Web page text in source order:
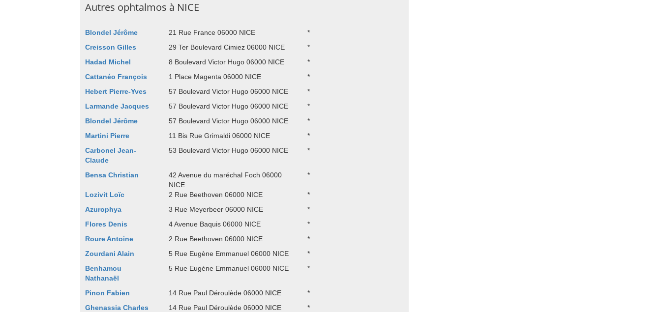
Autres ophtalmos à NICE
Blondel Jérôme 21 Rue France 06000 NICE
*
Creisson Gilles
29 Ter Boulevard Cimiez 06000 NICE
*
Hadad Michel
8 Boulevard Victor Hugo 06000 NICE
*
Cattanéo François
1 Place Magenta 06000 NICE
*
Hebert Pierre-Yves
57 Boulevard Victor Hugo 06000 NICE
*
Larmande Jacques
57 Boulevard Victor Hugo 06000 NICE
*
Blondel Jérôme
57 Boulevard Victor Hugo 06000 NICE
*
Martini Pierre
11 Bis Rue Grimaldi 06000 NICE
*
Carbonel Jean-
Claude
53 Boulevard Victor Hugo 06000 NICE *
Bensa Christian
42 Avenue du maréchal Foch 06000
NICE
*
Lozivit Loïc 2 Rue Beethoven 06000 NICE
*
Azurophya
3 Rue Meyerbeer 06000 NICE
*
Flores Denis
4 Avenue Baquis 06000 NICE
*
Roure Antoine
2 Rue Beethoven 06000 NICE
*
Zourdani Alain
5 Rue Eugène Emmanuel 06000 NICE
*
Benhamou
Nathanaël
5 Rue Eugène Emmanuel 06000 NICE *
Pinon Fabien 14 Rue Paul Déroulède 06000 NICE
*
Ghenassia Charles
14 Rue Paul Déroulède 06000 NICE
*